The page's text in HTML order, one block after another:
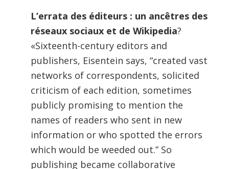
L’errata des éditeurs : un ancêtres des
réseaux sociaux et de Wikipedia?
«Sixteenth-century editors and
publishers, Eisentein says, “created vast
networks of correspondents, solicited
criticism of each edition, sometimes
publicly promising to mention the
names of readers who sent in new
information or who spotted the errors
which would be weeded out.” So
publishing became collaborative